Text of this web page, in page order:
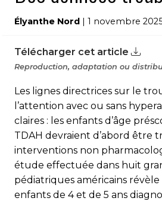
Élyanthe Nord | 1 novembre
Télécharger cet article
Reproduction, adaptation ou
Les lignes directrices sur le
l’attention avec ou sans
claires : les enfants d’âge
TDAH devraient d’abord être
interventions non
étude effectuée dans huit
pédiatriques américains révèle
enfants de 4 et de 5 ans